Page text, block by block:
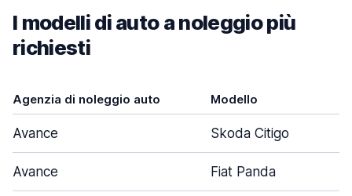
I modelli di auto a noleggio più
richiesti
Agenzia di noleggio auto Modello
Avance Skoda Citigo
Avance Fiat Panda